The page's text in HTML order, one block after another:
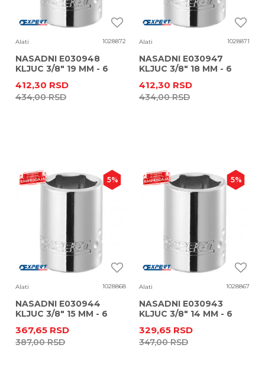
Alati 1028872
NASADNI E030948
KLJUC 3/8" 19 MM - 6
412,30 RSD
434,00RSD
Alati 1028871
NASADNI E030947
KLJUC 3/8" 18 MM - 6
412,30 RSD
434,00RSD
5%
Alati 1028868
NASADNI E030944
KLJUC 3/8" 15 MM - 6
367,65 RSD
387,00RSD
5%
Alati 1028867
NASADNI E030943
KLJUC 3/8" 14 MM - 6
329,65 RSD
347,00RSD